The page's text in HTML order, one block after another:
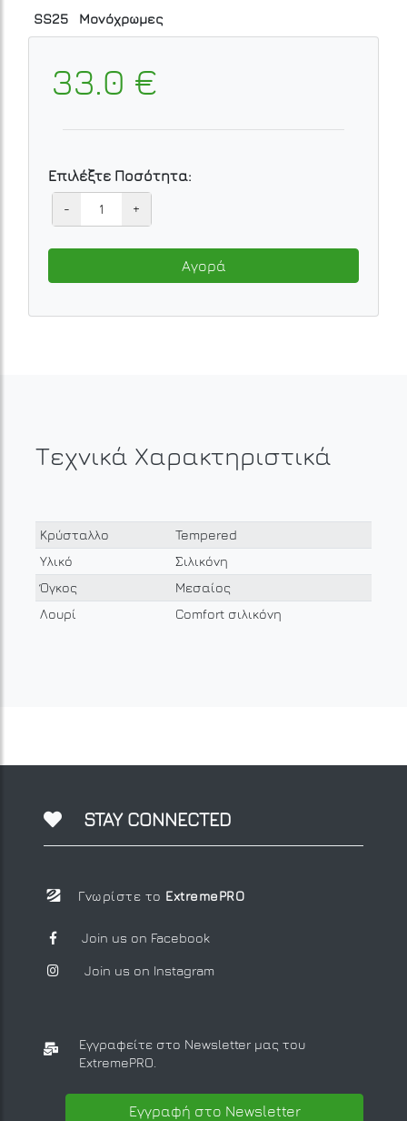
SS25
Μονόχρωμες
33.0 €
Επιλέξτε Ποσότητα:
- +
Αγορά
Τεχνικά Χαρακτηριστικά
Κρύσταλλο
Tempered
Υλικό
Σιλικόνη
Όγκος
Μεσαίος
Λουρί
Comfort σιλικόνη
STAY CONNECTED
Γνωρίστε το ExtremePRO
Join us on Facebook
Join us on Instagram
Εγγραφείτε στο Newsletter μας του
ExtremePRO.
Εγγραφή στο Newsletter